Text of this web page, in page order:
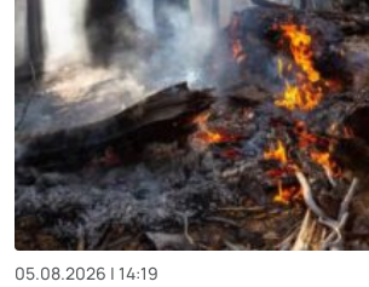
05.08.2026 | 14:19